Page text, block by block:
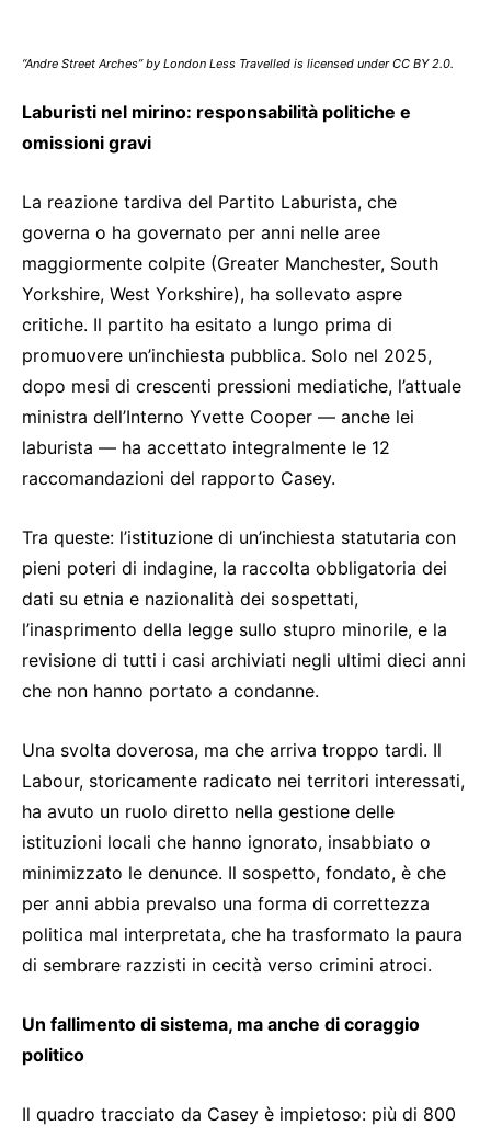
“Andre Street Arches” by London Less Travelled is licensed under CC BY 2.0.
Laburisti nel mirino: responsabilità politiche e
omissioni gravi
La reazione tardiva del Partito Laburista, che
governa o ha governato per anni nelle aree
maggiormente colpite (Greater Manchester, South
Yorkshire, West Yorkshire), ha sollevato aspre
critiche. Il partito ha esitato a lungo prima di
promuovere un’inchiesta pubblica. Solo nel 2025,
dopo mesi di crescenti pressioni mediatiche, l’attuale
ministra dell’Interno Yvette Cooper — anche lei
laburista — ha accettato integralmente le 12
raccomandazioni del rapporto Casey.
Tra queste: l’istituzione di un’inchiesta statutaria con
pieni poteri di indagine, la raccolta obbligatoria dei
dati su etnia e nazionalità dei sospettati,
l’inasprimento della legge sullo stupro minorile, e la
revisione di tutti i casi archiviati negli ultimi dieci anni
che non hanno portato a condanne.
Una svolta doverosa, ma che arriva troppo tardi. Il
Labour, storicamente radicato nei territori interessati,
ha avuto un ruolo diretto nella gestione delle
istituzioni locali che hanno ignorato, insabbiato o
minimizzato le denunce. Il sospetto, fondato, è che
per anni abbia prevalso una forma di correttezza
politica mal interpretata, che ha trasformato la paura
di sembrare razzisti in cecità verso crimini atroci.
Un fallimento di sistema, ma anche di coraggio
politico
Il quadro tracciato da Casey è impietoso: più di 800